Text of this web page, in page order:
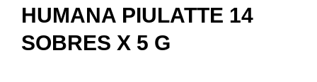
HUMANA PIULATTE 14
SOBRES X 5 G